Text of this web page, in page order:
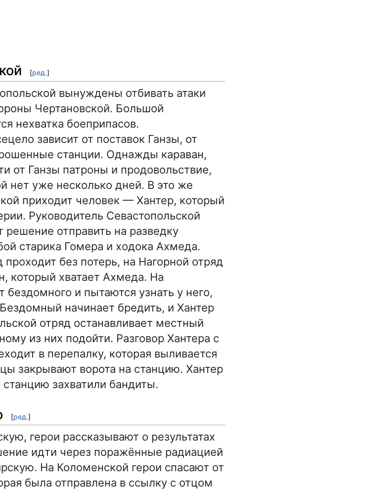
[ред.]
вынуждены отбивать атаки
Чертановской. Большой
нехватка боеприпасов.
зависит от поставок Ганзы, от
станции. Однажды караван,
от Ганзы патроны и продовольствие,
нет уже несколько дней. В это же
приходит человек — Хантер, который
Руководитель Севастопольской
отправить на разведку
старика Гомера и ходока Ахмеда.
без потерь, на Нагорной отряд
который хватает Ахмеда. На
бездомного и пытаются узнать у него,
начинает бредить, и Хантер
отряд останавливает местный
из них подойти. Разговор Хантера с
в перепалку, которая выливается
закрывают ворота на станцию. Хантер
станцию захватили бандиты.
[ред.]
герои рассказывают о результатах
идти через поражённые радиацией
На Коломенской герои спасают от
была отправлена в ссылку с отцом